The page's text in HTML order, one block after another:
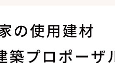
は簡単に手で開けられる。